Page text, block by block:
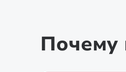
Почему